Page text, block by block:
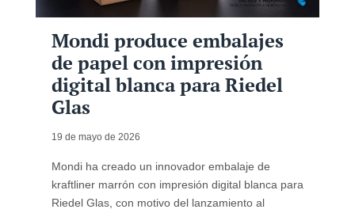
Mondi produce embalajes
de papel con impresión
digital blanca para Riedel
Glas
19 de mayo de 2026
Mondi ha creado un innovador embalaje de
kraftliner marrón con impresión digital blanca para
Riedel Glas, con motivo del lanzamiento al